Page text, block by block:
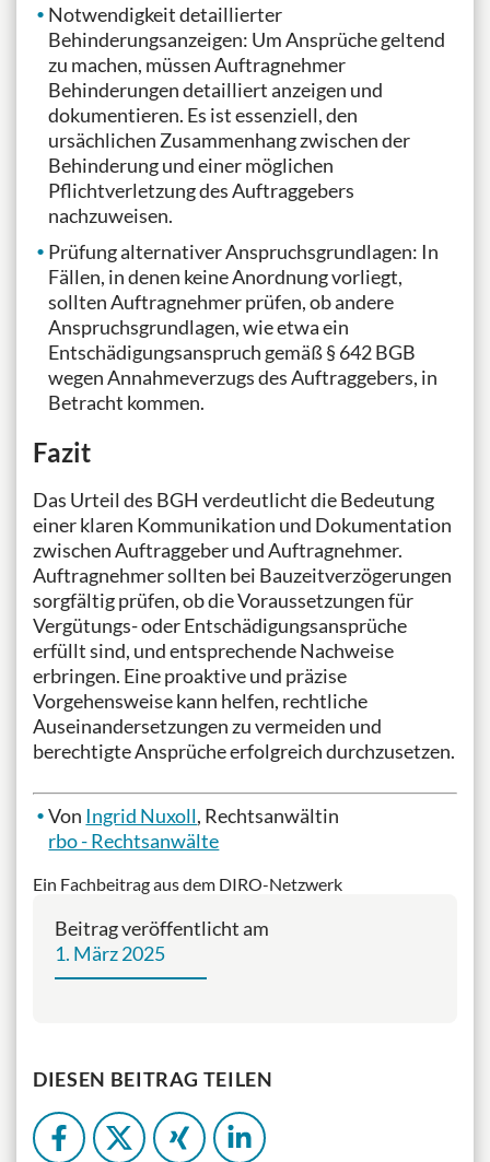
Notwendigkeit detaillierter
Behinderungsanzeigen: Um Ansprüche geltend
zu machen, müssen Auftragnehmer
Behinderungen detailliert anzeigen und
dokumentieren. Es ist essenziell, den
ursächlichen Zusammenhang zwischen der
Behinderung und einer möglichen
Pflichtverletzung des Auftraggebers
nachzuweisen.
Prüfung alternativer Anspruchsgrundlagen: In
Fällen, in denen keine Anordnung vorliegt,
sollten Auftragnehmer prüfen, ob andere
Anspruchsgrundlagen, wie etwa ein
Entschädigungsanspruch gemäß § 642 BGB
wegen Annahmeverzugs des Auftraggebers, in
Betracht kommen.
Fazit
Das Urteil des BGH verdeutlicht die Bedeutung
einer klaren Kommunikation und Dokumentation
zwischen Auftraggeber und Auftragnehmer.
Auftragnehmer sollten bei Bauzeitverzögerungen
sorgfältig prüfen, ob die Voraussetzungen für
Vergütungs- oder Entschädigungsansprüche
erfüllt sind, und entsprechende Nachweise
erbringen. Eine proaktive und präzise
Vorgehensweise kann helfen, rechtliche
Auseinandersetzungen zu vermeiden und
berechtigte Ansprüche erfolgreich durchzusetzen.
Von Ingrid Nuxoll, Rechtsanwältin
rbo - Rechtsanwälte
Ein Fachbeitrag aus dem DIRO-Netzwerk
Beitrag veröffentlicht am
1. März 2025
DIESEN BEITRAG TEILEN